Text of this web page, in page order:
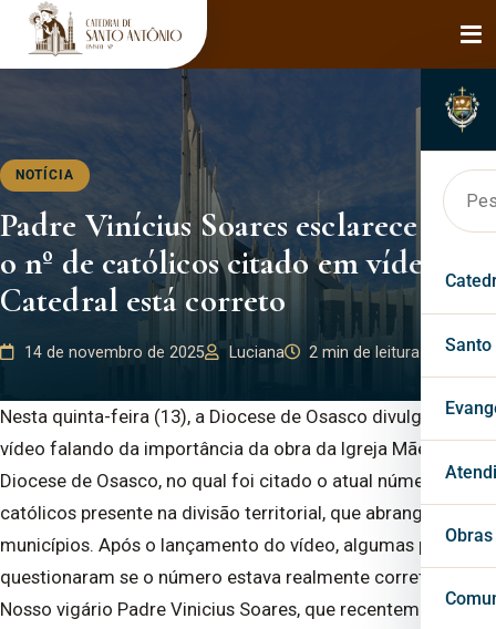
NOTÍCIA
Padre Vinícius Soares esclarece que
o nº de católicos citado em vídeo da
Catedral está correto
14 de novembro de 2025 Luciana 2 min de leitura
Nesta quinta-feira (13), a Diocese de Osasco divulgou um
vídeo falando da importância da obra da Igreja Mãe da
Diocese de Osasco, no qual foi citado o atual número de
católicos presente na divisão territorial, que abrange 13
municípios. Após o lançamento do vídeo, algumas pessoas
questionaram se o número estava realmente correto.
Nosso vigário Padre Vinicius Soares, que recentemente